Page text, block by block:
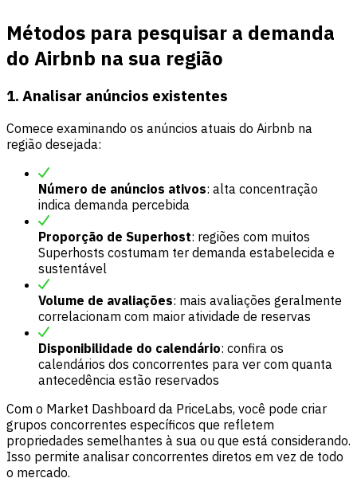
Métodos para pesquisar a demanda
do Airbnb na sua região
1. Analisar anúncios existentes
Comece examinando os anúncios atuais do Airbnb na
região desejada:
Número de anúncios ativos: alta concentração
indica demanda percebida
Proporção de Superhost: regiões com muitos
Superhosts costumam ter demanda estabelecida e
sustentável
Volume de avaliações: mais avaliações geralmente
correlacionam com maior atividade de reservas
Disponibilidade do calendário: confira os
calendários dos concorrentes para ver com quanta
antecedência estão reservados
Com o Market Dashboard da PriceLabs, você pode criar
grupos concorrentes específicos que refletem
propriedades semelhantes à sua ou que está considerando.
Isso permite analisar concorrentes diretos em vez de todo
o mercado.